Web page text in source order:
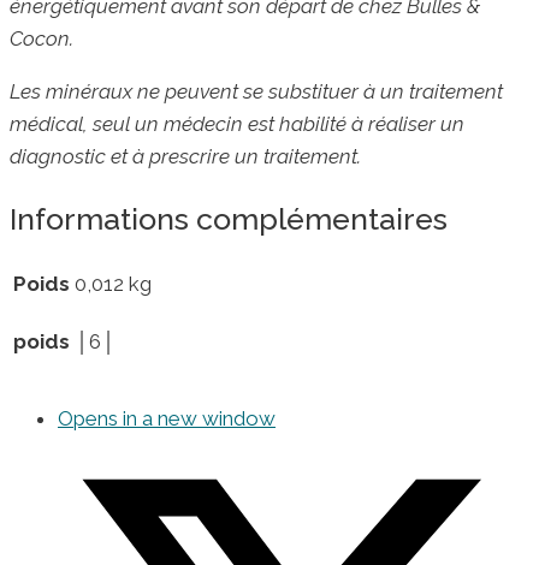
énergétiquement avant son départ de chez Bulles &
Cocon.
Les minéraux ne peuvent se substituer à un traitement
médical, seul un médecin est habilité à réaliser un
diagnostic et à prescrire un traitement.
Informations complémentaires
Poids 0,012 kg
poids │6│
Opens in a new window